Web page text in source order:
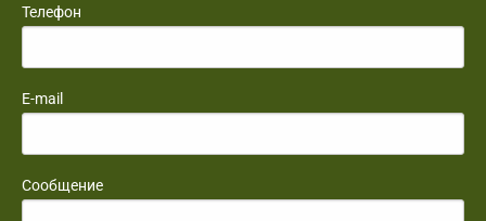
Телефон
E-mail
Сообщение